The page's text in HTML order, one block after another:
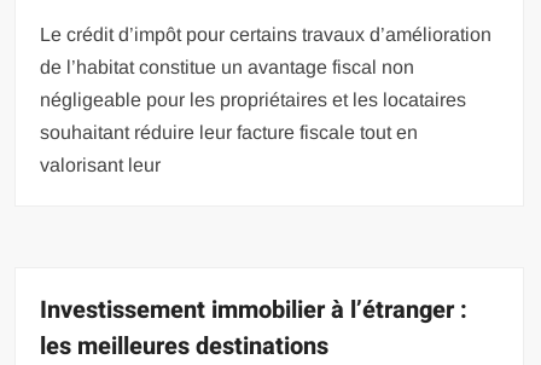
Le crédit d’impôt pour certains travaux d’amélioration
de l’habitat constitue un avantage fiscal non
négligeable pour les propriétaires et les locataires
souhaitant réduire leur facture fiscale tout en
valorisant leur
Investissement immobilier à l’étranger :
les meilleures destinations